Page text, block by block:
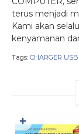
terus menjadi
Kami akan
kenyamanan
Tags: CHARGER USB
✚